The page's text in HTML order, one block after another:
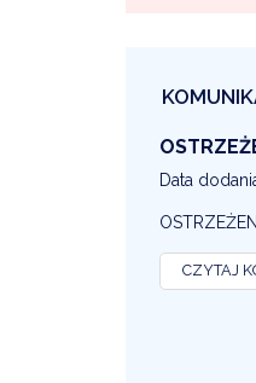
Data
CZYTAJ